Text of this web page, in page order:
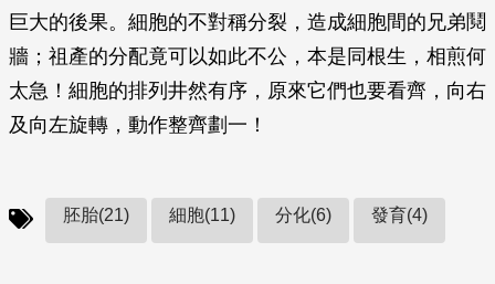
巨大的後果。細胞的不對稱分裂，造成細胞間的兄弟鬩
牆；祖產的分配竟可以如此不公，本是同根生，相煎何
太急！細胞的排列井然有序，原來它們也要看齊，向右
及向左旋轉，動作整齊劃一！
胚胎(21) 細胞(11) 分化(6) 發育(4)